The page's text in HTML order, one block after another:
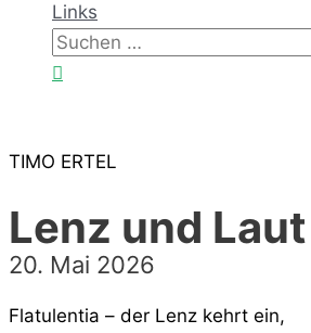
Links
Suchen
nach:
TIMO ERTEL
Lenz und Laut
20. Mai 2026
Flatulentia – der Lenz kehrt ein,